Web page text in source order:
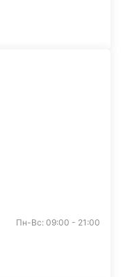
Пн-Вс: 09:00 - 21:00